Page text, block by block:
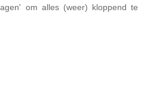
om alles (weer) kloppend te